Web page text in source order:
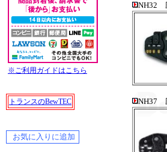
NH32
NH37
※ご利用ガイドはこちら
トランスのBewTEC